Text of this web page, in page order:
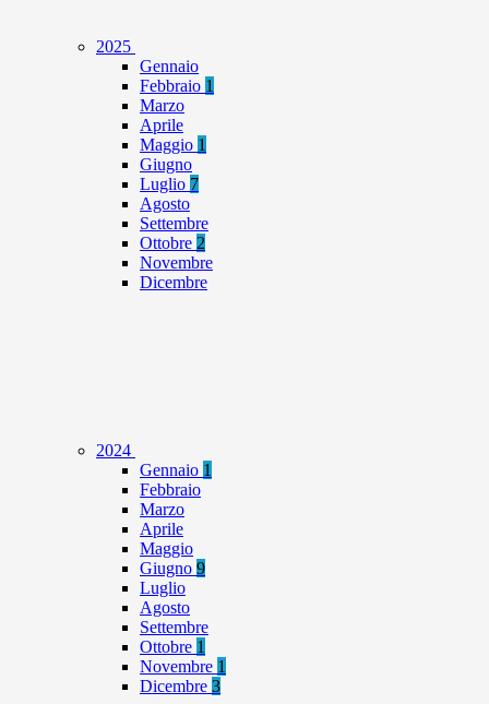
2025
Gennaio
Febbraio 1
Marzo
Aprile
Maggio 1
Giugno
Luglio 7
Agosto
Settembre
Ottobre 2
Novembre
Dicembre
2024
Gennaio 1
Febbraio
Marzo
Aprile
Maggio
Giugno 9
Luglio
Agosto
Settembre
Ottobre 1
Novembre 1
Dicembre 3